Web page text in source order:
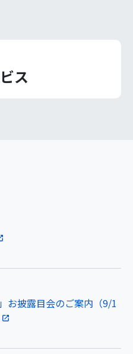
ス
お披露目会のご案内（9/1